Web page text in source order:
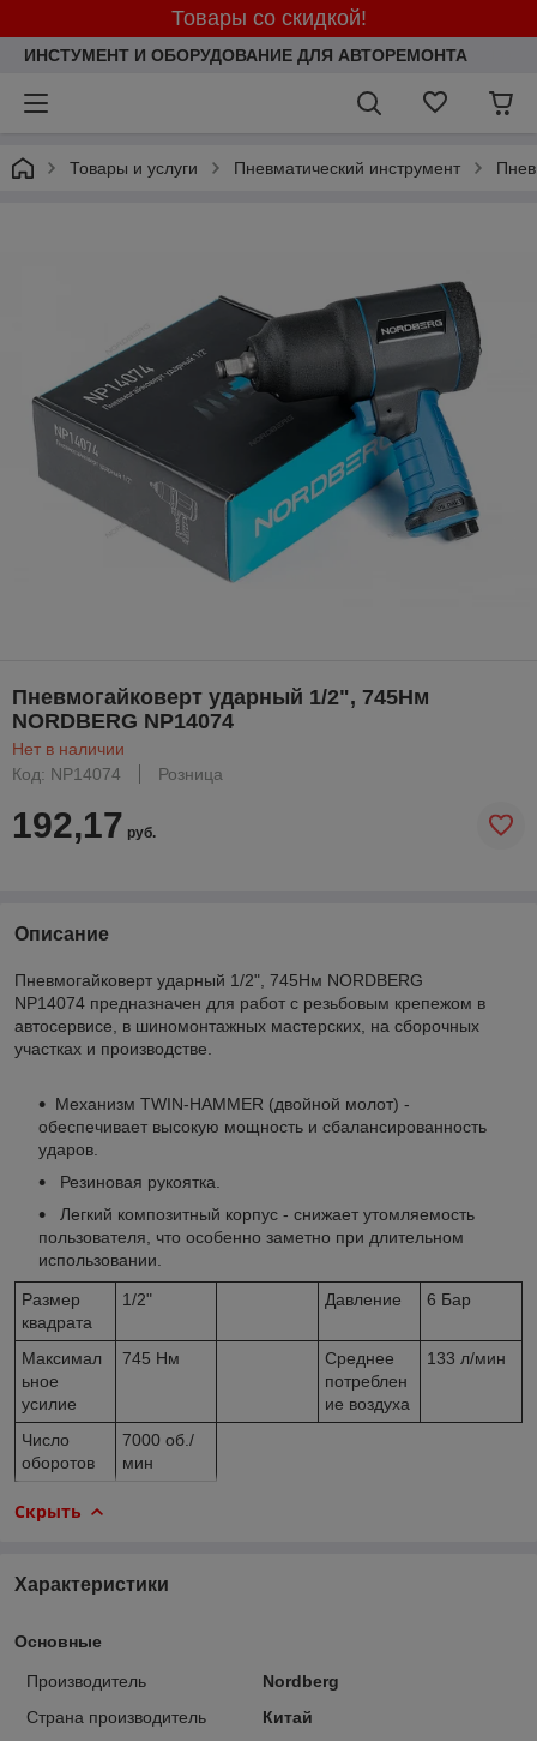
Товары со скидкой!
ИНСТУМЕНТ И ОБОРУДОВАНИЕ ДЛЯ АВТОРЕМОНТА
Товары и услуги Пневматический инструмент
Пневмогайковерт ударный 1/2", 745Нм
NORDBERG NP14074
Нет в наличии
Код: NP14074
Розница
192,17 руб.
Описание
Пневмогайковерт ударный 1/2", 745Нм NORDBERG
NP14074 предназначен для работ с резьбовым крепежом в
автосервисе, в шиномонтажных мастерских, на сборочных
участках и производстве.
Механизм TWIN-HAMMER (двойной молот) -
обеспечивает высокую мощность и сбалансированность
ударов.
Резиновая рукоятка.
Легкий композитный корпус - снижает утомляемость
пользователя, что особенно заметно при длительном
использовании.
Размер
квадрата
1/2" Давление 6 Бар
Максимал
ьное
усилие
745 Нм
Среднее
потреблен
ие воздуха
133 л/мин
Число
оборотов
7000 об./
мин
Скрыть
Характеристики
Основные
Производитель
Nordberg
Страна производитель
Китай